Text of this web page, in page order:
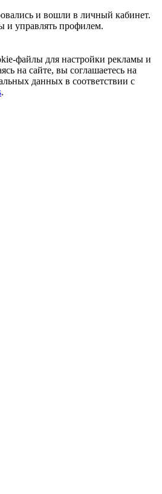
и вошли в личный кабинет.
и управлять профилем.
файлы для настройки рекламы и
на сайте, вы соглашаетесь на
данных в соответствии с
.